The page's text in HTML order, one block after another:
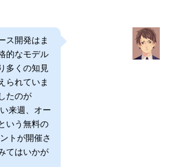
ス開発はま
的なモデル
多くの知見
られていま
たのが
来週、オー
いう無料の
トが開催さ
てはいかが